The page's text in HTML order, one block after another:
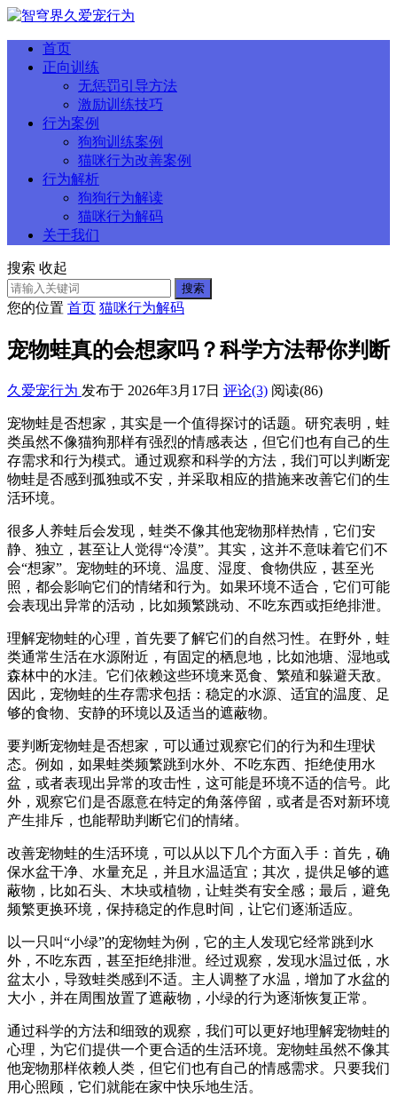
首页
正向训练
无惩罚引导方法
激励训练技巧
行为案例
狗狗训练案例
猫咪行为改善案例
行为解析
狗狗行为解读
猫咪行为解码
关于我们
搜索 收起
搜索
您的位置 首页 猫咪行为解码
宠物蛙真的会想家吗？科学方法帮你判断
久爱宠行为 发布于 2026年3月17日 评论(3) 阅读(86)
宠物蛙是否想家，其实是一个值得探讨的话题。研究表明，蛙
类虽然不像猫狗那样有强烈的情感表达，但它们也有自己的生
存需求和行为模式。通过观察和科学的方法，我们可以判断宠
物蛙是否感到孤独或不安，并采取相应的措施来改善它们的生
活环境。
很多人养蛙后会发现，蛙类不像其他宠物那样热情，它们安
静、独立，甚至让人觉得“冷漠”。其实，这并不意味着它们不
会“想家”。宠物蛙的环境、温度、湿度、食物供应，甚至光
照，都会影响它们的情绪和行为。如果环境不适合，它们可能
会表现出异常的活动，比如频繁跳动、不吃东西或拒绝排泄。
理解宠物蛙的心理，首先要了解它们的自然习性。在野外，蛙
类通常生活在水源附近，有固定的栖息地，比如池塘、湿地或
森林中的水洼。它们依赖这些环境来觅食、繁殖和躲避天敌。
因此，宠物蛙的生存需求包括：稳定的水源、适宜的温度、足
够的食物、安静的环境以及适当的遮蔽物。
要判断宠物蛙是否想家，可以通过观察它们的行为和生理状
态。例如，如果蛙类频繁跳到水外、不吃东西、拒绝使用水
盆，或者表现出异常的攻击性，这可能是环境不适的信号。此
外，观察它们是否愿意在特定的角落停留，或者是否对新环境
产生排斥，也能帮助判断它们的情绪。
改善宠物蛙的生活环境，可以从以下几个方面入手：首先，确
保水盆干净、水量充足，并且水温适宜；其次，提供足够的遮
蔽物，比如石头、木块或植物，让蛙类有安全感；最后，避免
频繁更换环境，保持稳定的作息时间，让它们逐渐适应。
以一只叫“小绿”的宠物蛙为例，它的主人发现它经常跳到水
外，不吃东西，甚至拒绝排泄。经过观察，发现水温过低，水
盆太小，导致蛙类感到不适。主人调整了水温，增加了水盆的
大小，并在周围放置了遮蔽物，小绿的行为逐渐恢复正常。
通过科学的方法和细致的观察，我们可以更好地理解宠物蛙的
心理，为它们提供一个更合适的生活环境。宠物蛙虽然不像其
他宠物那样依赖人类，但它们也有自己的情感需求。只要我们
用心照顾，它们就能在家中快乐地生活。